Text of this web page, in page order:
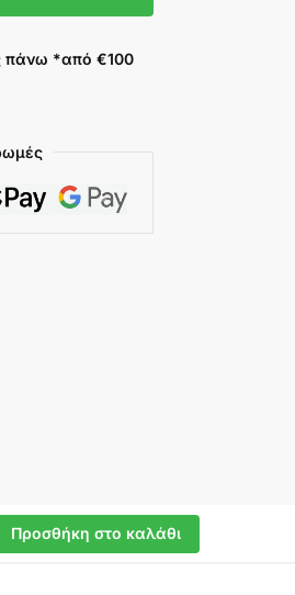
πάνω *από €100
Προσθήκη στο καλάθι